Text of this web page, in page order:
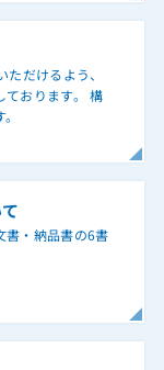
だけるよう、
ております。 構
書・納品書の6書